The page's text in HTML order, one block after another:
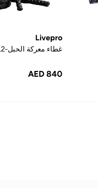
Livepro
غطاء معركة الحبل-L2
AED 840